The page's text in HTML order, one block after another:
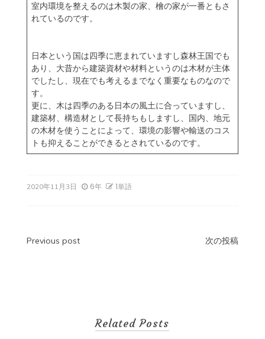
室内環境を整えるのは木製の家、檜の家が一番ともさ
れているのです。
日本という国は四季に恵まれていますし森林王国でも
あり、大昔から建築資材や材料というのは木材が主体
でしたし、現在でも考えるまでなく重要なものなので
す。
更に、木は四季のある日本の風土に合っていますし、
建築材、構造材として長持ちもしますし、国内、地元
の木材を使うことによって、環境の影響や輸送のコス
トも抑えることができるとされているのです。
2020年11月3日 6年 1単語
投
Previous post 次の投稿
Related Posts